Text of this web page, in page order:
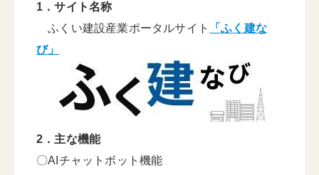
1．サイト名称
ふくい建設産業ポータルサイト
「ふく建な
び」
2．主な機能
〇AIチャットボット機能